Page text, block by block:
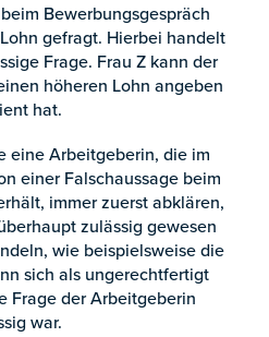
Bewerbungsgespräch
gefragt. Hierbei handelt
Frage. Frau Z kann der
höheren Lohn angeben
hat.
eine Arbeitgeberin, die im
einer Falschaussage beim
immer zuerst abklären,
zulässig gewesen
wie beispielsweise die
sich als ungerechtfertigt
Frage der Arbeitgeberin
war.